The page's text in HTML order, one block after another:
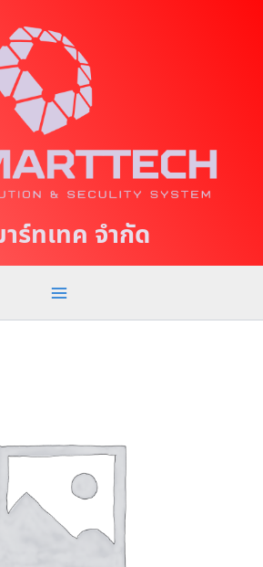
ร์ทเทค จำกัด
a
n
M
e